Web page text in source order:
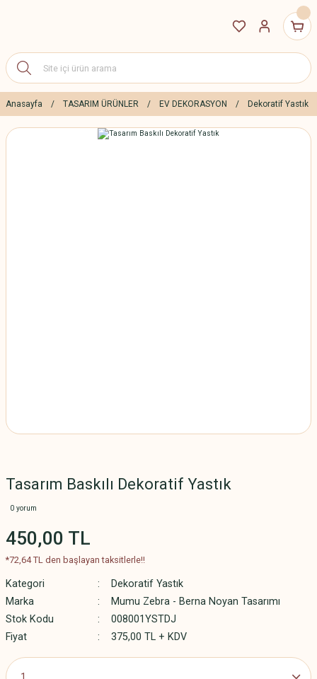
Anasayfa TASARIM ÜRÜNLER EV DEKORASYON Dekoratif Yastık
Tasarım Baskılı Dekoratif Yastık
0 yorum
450,00 TL
*72,64 TL den başlayan taksitlerle!!
Kategori
Dekoratif Yastık
Marka
Mumu Zebra - Berna Noyan Tasarımı
Stok Kodu
008001YSTDJ
Fiyat
375,00 TL + KDV